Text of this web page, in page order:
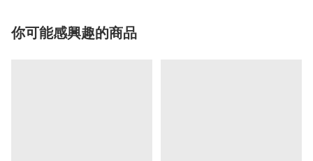
你可能感興趣的商品